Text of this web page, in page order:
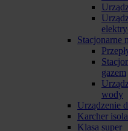
Stacjonarne
gazem
wody
Urządzenie
Karcher
Klasa super